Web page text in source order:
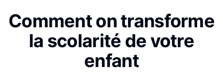
Comment on transforme
la scolarité de votre
enfant